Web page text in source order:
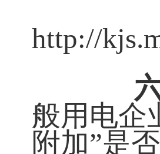
http://
般用电企
附加”是